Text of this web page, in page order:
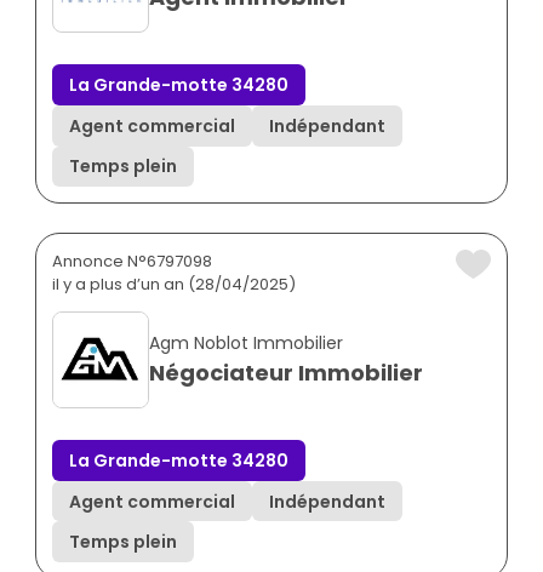
La Grande-motte 34280
Agent commercial
Indépendant
Temps plein
Annonce N°6797098
il y a plus d’un an (28/04/2025)
Agm Noblot Immobilier
Négociateur Immobilier
La Grande-motte 34280
Agent commercial
Indépendant
Temps plein